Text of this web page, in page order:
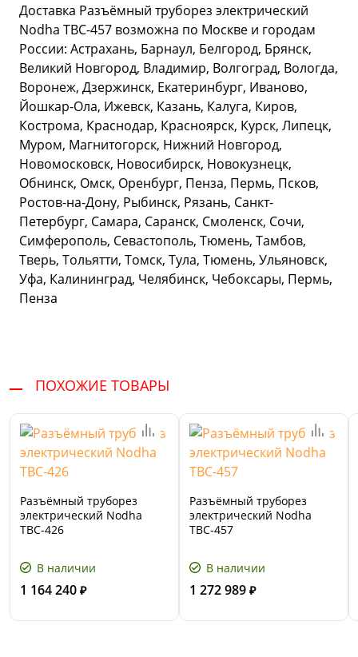
Доставка Разъёмный труборез электрический
Nodha ТВС-457 возможна по Москве и городам
России: Астрахань, Барнаул, Белгород, Брянск,
Великий Новгород, Владимир, Волгоград, Вологда,
Воронеж, Дзержинск, Екатеринбург, Иваново,
Йошкар-Ола, Ижевск, Казань, Калуга, Киров,
Кострома, Краснодар, Красноярск, Курск, Липецк,
Муром, Магнитогорск, Нижний Новгород,
Новомосковск, Новосибирск, Новокузнецк,
Обнинск, Омск, Оренбург, Пенза, Пермь, Псков,
Ростов-на-Дону, Рыбинск, Рязань, Санкт-
Петербург, Самара, Саранск, Смоленск, Сочи,
Симферополь, Севастополь, Тюмень, Тамбов,
Тверь, Тольятти, Томск, Тула, Тюмень, Ульяновск,
Уфа, Калининград, Челябинск, Чебоксары, Пермь,
Пенза
ПОХОЖИЕ ТОВАРЫ
Разъёмный труборез
электрический Nodha
ТВС-426
В наличии
1 164 240 ₽
Разъёмный труборез
электрический Nodha
ТВС-457
В наличии
1 272 989 ₽